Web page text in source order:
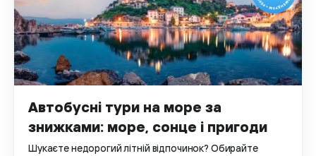
Автобусні тури на море за
знижками: море, сонце і пригоди
Шукаєте недорогий літній відпочинок? Обирайте